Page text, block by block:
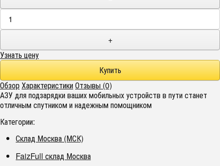
+
Узнать цену
ОбзорХарактеристикиОтзывы (0)
АЗУ для подзарядки ваших мобильных устройств в пути станет
отличным спутником и надежным помощником
Категории:
Склад Москва (МСК)
FaizFull склад Москва